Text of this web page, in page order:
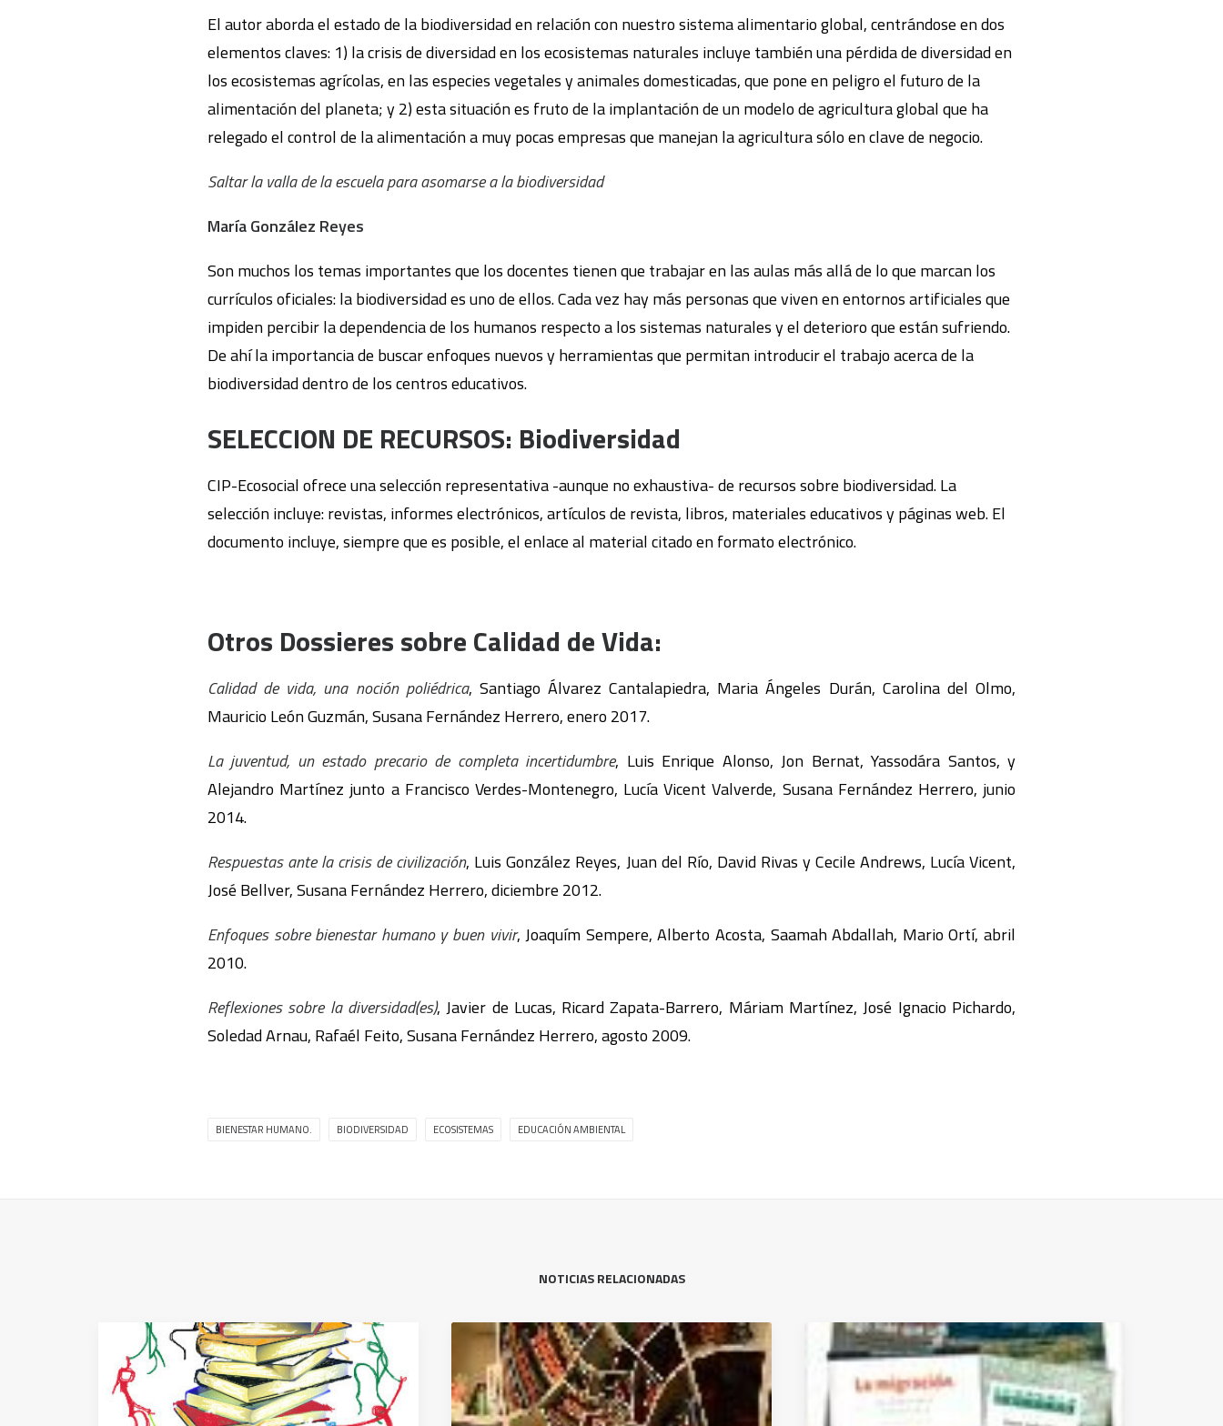
El autor aborda el estado de la biodiversidad en relación con nuestro sistema alimentario global, centrándose en dos
elementos claves: 1) la crisis de diversidad en los ecosistemas naturales incluye también una pérdida de diversidad en
los ecosistemas agrícolas, en las especies vegetales y animales domesticadas, que pone en peligro el futuro de la
alimentación del planeta; y 2) esta situación es fruto de la implantación de un modelo de agricultura global que ha
relegado el control de la alimentación a muy pocas empresas que manejan la agricultura sólo en clave de negocio.
Saltar la valla de la escuela para asomarse a la biodiversidad
María González Reyes
Son muchos los temas importantes que los docentes tienen que trabajar en las aulas más allá de lo que marcan los
currículos oficiales: la biodiversidad es uno de ellos. Cada vez hay más personas que viven en entornos artificiales que
impiden percibir la dependencia de los humanos respecto a los sistemas naturales y el deterioro que están sufriendo.
De ahí la importancia de buscar enfoques nuevos y herramientas que permitan introducir el trabajo acerca de la
biodiversidad dentro de los centros educativos.
SELECCION DE RECURSOS: Biodiversidad
CIP-Ecosocial ofrece una selección representativa -aunque no exhaustiva- de recursos sobre biodiversidad. La
selección incluye: revistas, informes electrónicos, artículos de revista, libros, materiales educativos y páginas web. El
documento incluye, siempre que es posible, el enlace al material citado en formato electrónico.
Otros Dossieres sobre Calidad de Vida:
Calidad de vida, una noción poliédrica, Santiago Álvarez Cantalapiedra, Maria Ángeles Durán, Carolina del Olmo,
Mauricio León Guzmán, Susana Fernández Herrero, enero 2017.
La juventud, un estado precario de completa incertidumbre, Luis Enrique Alonso, Jon Bernat, Yassodára Santos, y
Alejandro Martínez junto a Francisco Verdes-Montenegro, Lucía Vicent Valverde, Susana Fernández Herrero, junio
2014.
Respuestas ante la crisis de civilización, Luis González Reyes, Juan del Río, David Rivas y Cecile Andrews, Lucía Vicent,
José Bellver, Susana Fernández Herrero, diciembre 2012.
Enfoques sobre bienestar humano y buen vivir, Joaquím Sempere, Alberto Acosta, Saamah Abdallah, Mario Ortí, abril
2010.
Reflexiones sobre la diversidad(es), Javier de Lucas, Ricard Zapata-Barrero, Máriam Martínez, José Ignacio Pichardo,
Soledad Arnau, Rafaél Feito, Susana Fernández Herrero, agosto 2009.
BIENESTAR HUMANO. BIODIVERSIDAD ECOSISTEMAS EDUCACIÓN AMBIENTAL
NOTICIAS RELACIONADAS